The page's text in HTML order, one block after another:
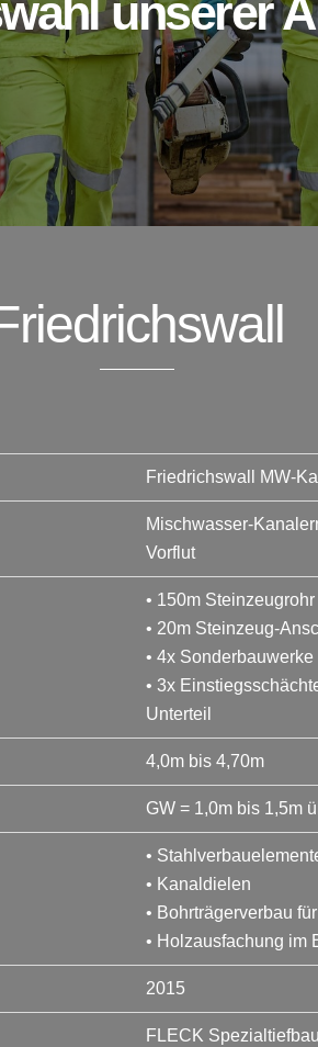
unserer
Friedrichswall MW-
Mischwasser-
Vorflut
• 150m
• 20m Steinzeug-
• 4x
• 3x
Unterteil
4,0m bis 4,70m
GW = 1,0m bis 1,5m
•
• Kanaldielen
• Bohrträgerverbau
• Holzausfachung im
2015
FLECK